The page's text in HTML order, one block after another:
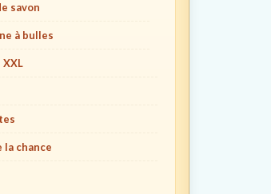
savon
à bulles
XXL
la chance